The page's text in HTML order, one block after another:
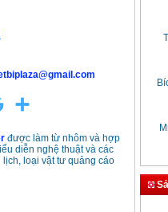
được làm từ nhôm và hợp
diễn nghệ thuật và các
loại vật tư quảng cáo